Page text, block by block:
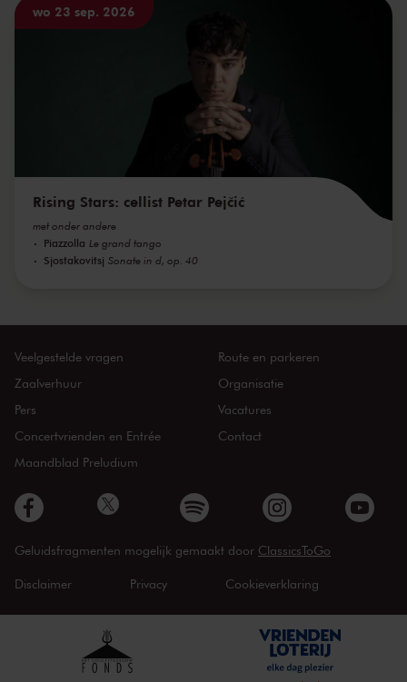
wo 23 sep. 2026
Rising Stars: cellist Petar Pejčić
met onder andere
Piazzolla Le grand tango
Sjostakovitsj Sonate in d, op. 40
Veelgestelde vragen
Zaalverhuur
Pers
Concertvrienden en Entrée
Maandblad Preludium
Route en parkeren
Organisatie
Vacatures
Contact
Geluidsfragmenten mogelijk gemaakt door ClassicsToGo
Disclaimer Privacy Cookieverklaring